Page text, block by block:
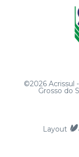
©2026 Acrissul
Grosso do
Layout